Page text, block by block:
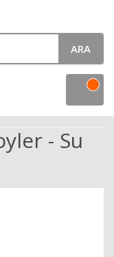
ARA
- Su